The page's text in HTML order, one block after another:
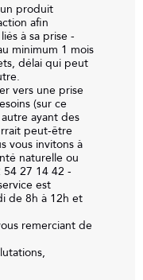
produit
afin
à sa prise -
minimum 1 mois
délai qui peut
vers une prise
(sur ce
ayant des
peut-être
vous invitons à
naturelle ou
54 27 14 42 -
est
de 8h à 12h et
remerciant de